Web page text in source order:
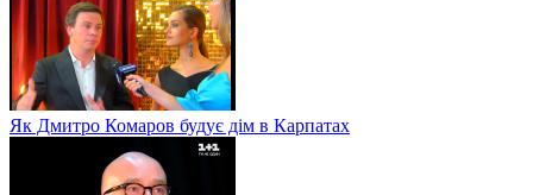
Як Дмитро Комаров будує дім в Карпатах